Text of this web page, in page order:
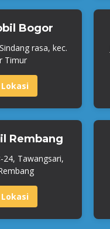
Bogor
rasa, kec.
Timur
Rembang
24, Tawangsari,